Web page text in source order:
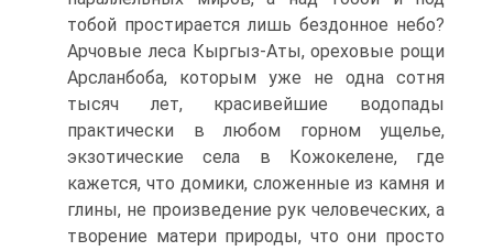
тобой простирается лишь бездонное небо?
Арчовые леса Кыргыз-Аты, ореховые рощи
Арсланбоба, которым уже не одна сотня
тысяч лет, красивейшие водопады
практически в любом горном ущелье,
экзотические села в Кожокелене, где
кажется, что домики, сложенные из камня и
глины, не произведение рук человеческих, а
творение матери природы, что они просто